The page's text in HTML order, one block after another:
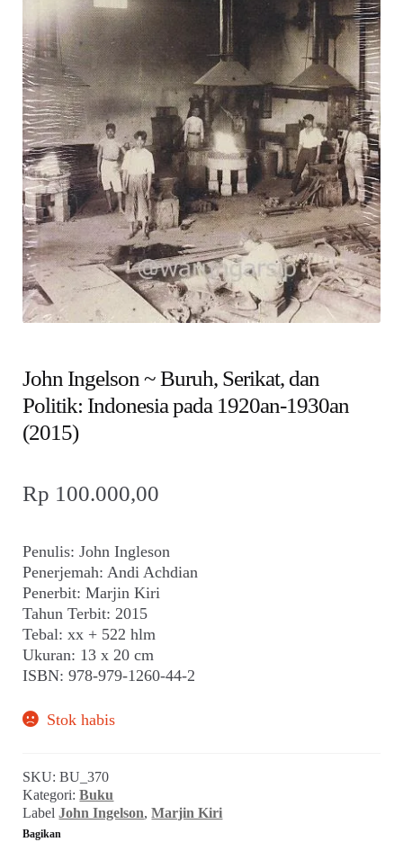
child
menu
Alamat
Rekening
Reseller
John Ingelson ~ Buruh, Serikat, dan
Politik: Indonesia pada 1920an-1930an
(2015)
Rp 100.000,00
Penulis: John Ingleson
Penerjemah: Andi Achdian
Penerbit: Marjin Kiri
Tahun Terbit: 2015
Tebal: xx + 522 hlm
Ukuran: 13 x 20 cm
ISBN: 978-979-1260-44-2
Stok habis
SKU:BU_370
Kategori:Buku
LabelJohn Ingelson,Marjin Kiri
Bagikan